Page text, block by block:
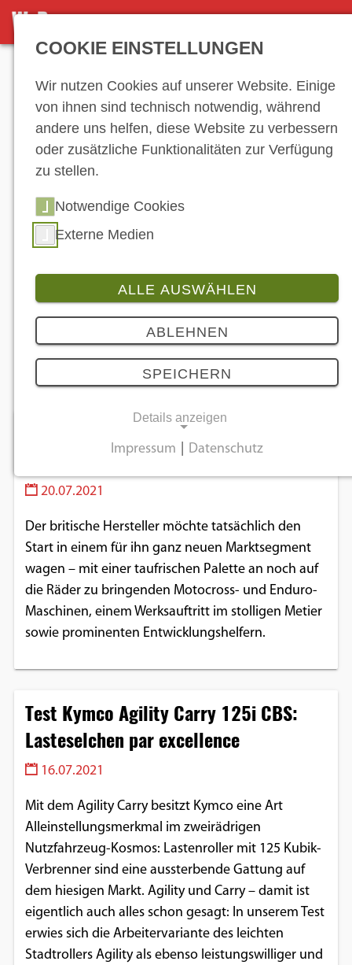
NEWS-ARCHIV
News-Archiv
… 15 16 17
23 24 25
40
43 44 45 46
49
50 51 52 53 54 …
Juli 2021
Triumph will Richtung Motocross und
Enduro expandieren
20.07.2021
Der britische Hersteller möchte tatsächlich den
Start in einem für ihn ganz neuen Marktsegment
wagen – mit einer taufrischen Palette an noch auf
die Räder zu bringenden Motocross- und Enduro-
Maschinen, einem Werksauftritt im stolligen Metier
sowie prominenten Entwicklungshelfern.
Test Kymco Agility Carry 125i CBS:
Lasteselchen par excellence
16.07.2021
Mit dem Agility Carry besitzt Kymco eine Art
Alleinstellungsmerkmal im zweirädrigen
Nutzfahrzeug-Kosmos: Lastenroller mit 125 Kubik-
Verbrenner sind eine aussterbende Gattung auf
dem hiesigen Markt. Agility und Carry – damit ist
eigentlich auch alles schon gesagt: In unserem Test
erwies sich die Arbeitervariante des leichten
Stadtrollers Agility als ebenso leistungswilliger und
COOKIE EINSTELLUNGEN
Wir nutzen Cookies auf unserer Website. Einige
von ihnen sind technisch notwendig, während
andere uns helfen, diese Website zu verbessern
oder zusätzliche Funktionalitäten zur Verfügung
zu stellen.
Notwendige Cookies
Externe Medien
ALLE AUSWÄHLEN
ABLEHNEN
SPEICHERN
Details anzeigen
Notwendige Cookies ermöglichen
einwandfreie Funktion der Website
erforderlich.
Einverständnis-Cookie
Name:
Dieser Cookie speichert die ausgewählten
Einverständnis-Optionen des Benutzers
Cookie Laufzeit:
1 Jahr
EXTERNE MEDIEN
Um Inhalte von Videoplattformen und
Social Media Plattformen anzeigen zu
können, werden von diesen externen
Medien Cookies gesetzt.
Impressum Datenschutz